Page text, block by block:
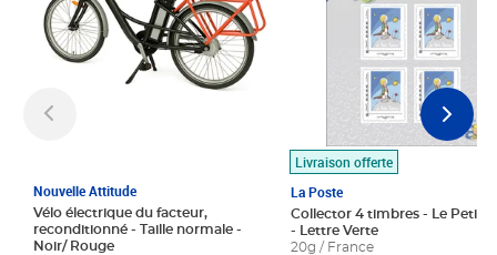
Nouvelle Attitude
Vélo électrique du facteur,
reconditionné - Taille normale -
Noir/ Rouge
Livraison offerte
La Poste
Collector 4 timbres - Le Petit
- Lettre Verte
20g / France